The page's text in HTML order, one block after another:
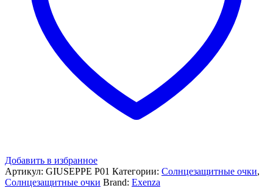
Добавить в избранное
Артикул: GIUSEPPE P01 Категории: Солнцезащитные очки,
Солнцезащитные очки Brand: Exenza